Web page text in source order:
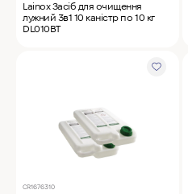
Lainox Засіб для очищення
лужний 3в1 10 каністр по 10 кг
DL010BT
CR1676310